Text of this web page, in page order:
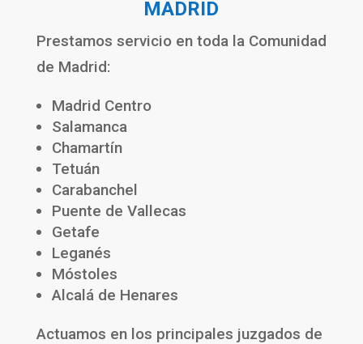
MADRID
Prestamos servicio en toda la Comunidad
de Madrid:
Madrid Centro
Salamanca
Chamartín
Tetuán
Carabanchel
Puente de Vallecas
Getafe
Leganés
Móstoles
Alcalá de Henares
Actuamos en los principales juzgados de